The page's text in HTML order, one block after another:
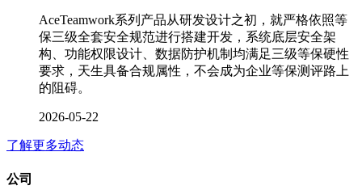
AceTeamwork系列产品从研发设计之初，就严格依照等
保三级全套安全规范进行搭建开发，系统底层安全架
构、功能权限设计、数据防护机制均满足三级等保硬性
要求，天生具备合规属性，不会成为企业等保测评路上
的阻碍。
2026-05-22
了解更多动态
公司